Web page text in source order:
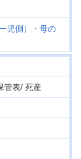
児側）・母の
管表/ 死産